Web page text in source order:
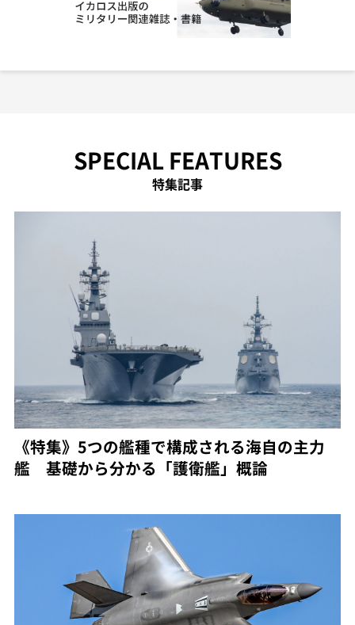
SPECIAL FEATURES
特集記事
《特集》5つの艦種で構成される海自の主力
艦 基礎から分かる「護衛艦」概論